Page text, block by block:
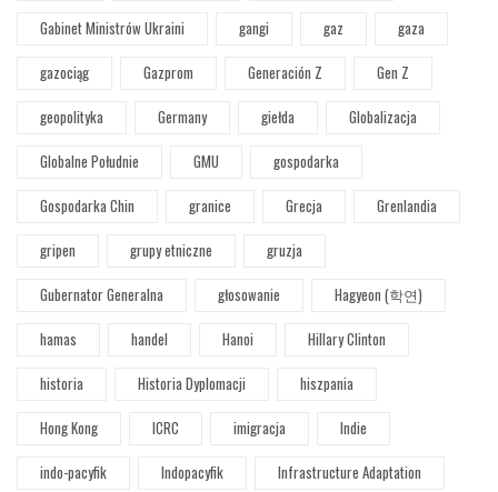
Gabinet Ministrów Ukraini
gangi gaz
gaza
gazociąg
Gazprom Generación Z
Gen Z
geopolityka
Germany giełda
Globalizacja
Globalne Południe
GMU
gospodarka
Gospodarka Chin
granice Grecja
Grenlandia
gripen
grupy etniczne
gruzja
Gubernator Generalna
głosowanie
Hagyeon (학연)
hamas
handel Hanoi
Hillary Clinton
historia
Historia Dyplomacji
hiszpania
Hong Kong
ICRC imigracja
Indie
indo-pacyfik
Indopacyfik
Infrastructure Adaptation